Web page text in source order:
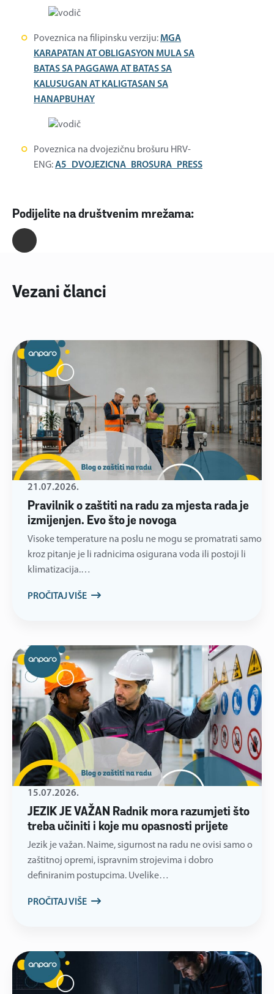
Poveznica na filipinsku verziju:MGA
KARAPATAN AT OBLIGASYON MULA SA
BATAS SA PAGGAWA AT BATAS SA
KALUSUGAN AT KALIGTASAN SA
HANAPBUHAY
Poveznica na dvojezičnu brošuru HRV-
ENG:A5_DVOJEZICNA_BROSURA_PRESS
Podijelite na društvenim mrežama:
Vezani članci
Pravilnik o zaštiti na radu za mjesta rada je
izmijenjen. Evo što je novoga
21.07.2026.
Visoke temperature na poslu ne mogu se promatrati samo
kroz pitanje je li radnicima osigurana voda ili postoji li
klimatizacija.…
PROČITAJ VIŠE
JEZIK JE VAŽAN Radnik mora razumjeti što
treba učiniti i koje mu opasnosti prijete
15.07.2026.
Jezik je važan. Naime, sigurnost na radu ne ovisi samo o
zaštitnoj opremi, ispravnim strojevima i dobro
definiranim postupcima. Uvelike…
PROČITAJ VIŠE